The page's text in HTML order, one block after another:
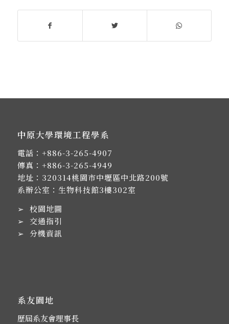
中原大學環境工程學系
電話： +886-3-265-4907
傳真：+886-3-265-4949
地址： 320314桃園市中壢區中北路200號
系辦公室：生物科技館3樓302室
➢ 校園地圖
➢ 交通指引
➢ 分機資訊
系友園地
歷屆系友會理事長